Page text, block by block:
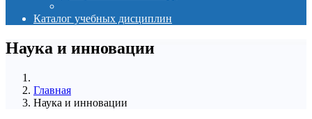
Каталог учебных дисциплин
Наука и инновации
Главная
Наука и инновации